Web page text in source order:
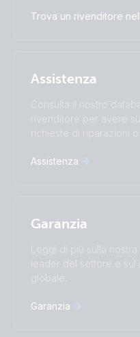
Español
Română
Türkçe
Русский
中國人
Trova un rivenditore
Assistenza
Consulta il nostro
rivenditore per avere
richieste di riparazioni o
Assistenza
Garanzia
Leggi di più sulla
leader del settore e
globale.
Garanzia